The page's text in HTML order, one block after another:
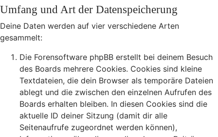
Umfang und Art der Datenspeicherung
Deine Daten werden auf vier verschiedene Arten
gesammelt:
Die Forensoftware phpBB erstellt bei deinem Besuch
des Boards mehrere Cookies. Cookies sind kleine
Textdateien, die dein Browser als temporäre Dateien
ablegt und die zwischen den einzelnen Aufrufen des
Boards erhalten bleiben. In diesen Cookies sind die
aktuelle ID deiner Sitzung (damit dir alle
Seitenaufrufe zugeordnet werden können),